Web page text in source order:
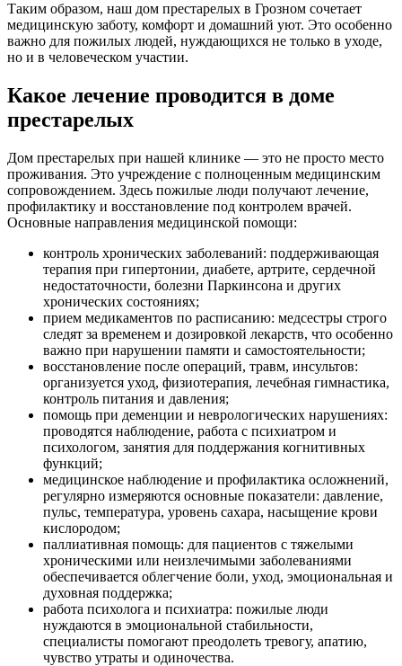
Таким образом, наш дом престарелых в Грозном сочетает
медицинскую заботу, комфорт и домашний уют. Это особенно
важно для пожилых людей, нуждающихся не только в уходе,
но и в человеческом участии.
Какое лечение проводится в доме
престарелых
Дом престарелых при нашей клинике — это не просто место
проживания. Это учреждение с полноценным медицинским
сопровождением. Здесь пожилые люди получают лечение,
профилактику и восстановление под контролем врачей.
Основные направления медицинской помощи:
контроль хронических заболеваний: поддерживающая
терапия при гипертонии, диабете, артрите, сердечной
недостаточности, болезни Паркинсона и других
хронических состояниях;
прием медикаментов по расписанию: медсестры строго
следят за временем и дозировкой лекарств, что особенно
важно при нарушении памяти и самостоятельности;
восстановление после операций, травм, инсультов:
организуется уход, физиотерапия, лечебная гимнастика,
контроль питания и давления;
помощь при деменции и неврологических нарушениях:
проводятся наблюдение, работа с психиатром и
психологом, занятия для поддержания когнитивных
функций;
медицинское наблюдение и профилактика осложнений,
регулярно измеряются основные показатели: давление,
пульс, температура, уровень сахара, насыщение крови
кислородом;
паллиативная помощь: для пациентов с тяжелыми
хроническими или неизлечимыми заболеваниями
обеспечивается облегчение боли, уход, эмоциональная и
духовная поддержка;
работа психолога и психиатра: пожилые люди
нуждаются в эмоциональной стабильности,
специалисты помогают преодолеть тревогу, апатию,
чувство утраты и одиночества.